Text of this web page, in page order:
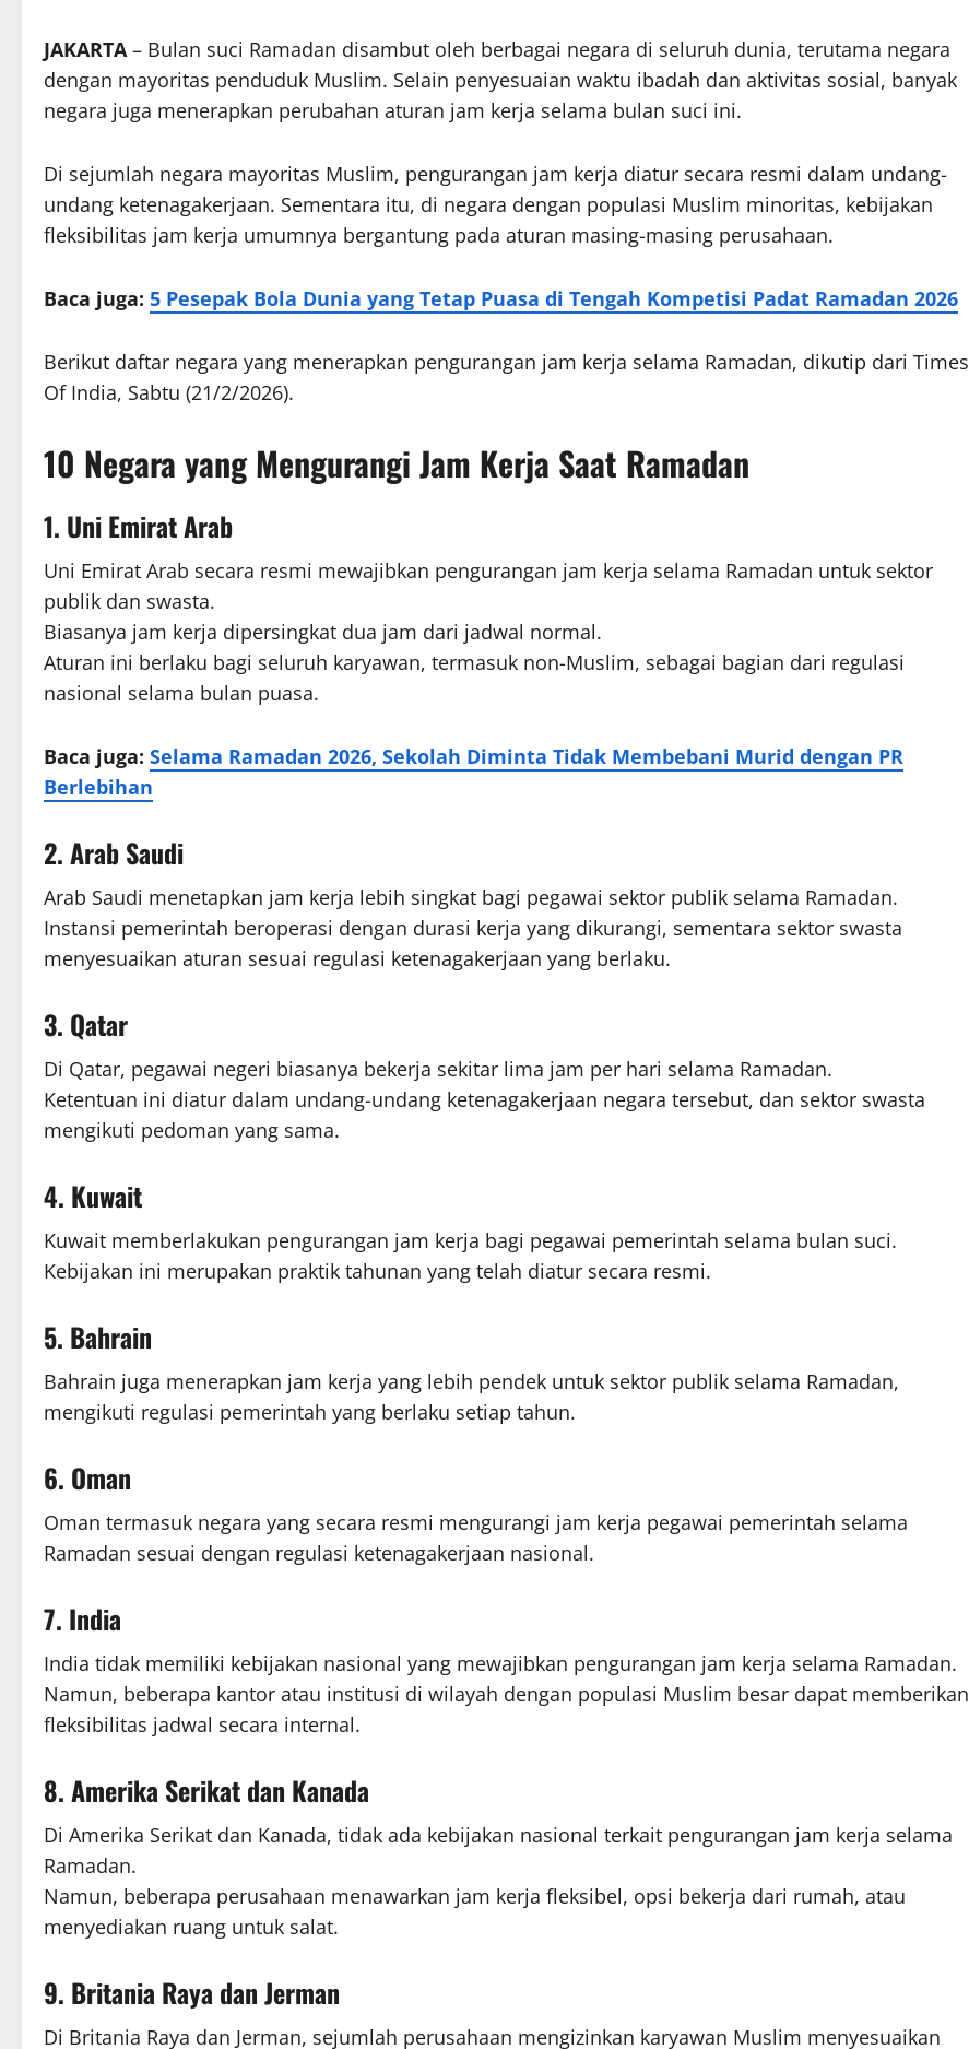
JAKARTA– Bulan suci Ramadan disambut oleh berbagai negara di seluruh dunia, terutama negara
dengan mayoritas penduduk Muslim. Selain penyesuaian waktu ibadah dan aktivitas sosial, banyak
negara juga menerapkan perubahan aturan jam kerja selama bulan suci ini.
Di sejumlah negara mayoritas Muslim, pengurangan jam kerja diatur secara resmi dalam undang-
undang ketenagakerjaan. Sementara itu, di negara dengan populasi Muslim minoritas, kebijakan
fleksibilitas jam kerja umumnya bergantung pada aturan masing-masing perusahaan.
Baca juga: 5 Pesepak Bola Dunia yang Tetap Puasa di Tengah Kompetisi Padat Ramadan 2026
Berikut daftar negara yang menerapkan pengurangan jam kerja selama Ramadan, dikutip dari Times
Of India, Sabtu (21/2/2026).
10 Negara yang Mengurangi Jam Kerja Saat Ramadan
1. Uni Emirat Arab
Uni Emirat Arab secara resmi mewajibkan pengurangan jam kerja selama Ramadan untuk sektor
publik dan swasta.
Biasanya jam kerja dipersingkat dua jam dari jadwal normal.
Aturan ini berlaku bagi seluruh karyawan, termasuk non-Muslim, sebagai bagian dari regulasi
nasional selama bulan puasa.
Baca juga: Selama Ramadan 2026, Sekolah Diminta Tidak Membebani Murid dengan PR
Berlebihan
2. Arab Saudi
Arab Saudi menetapkan jam kerja lebih singkat bagi pegawai sektor publik selama Ramadan.
Instansi pemerintah beroperasi dengan durasi kerja yang dikurangi, sementara sektor swasta
menyesuaikan aturan sesuai regulasi ketenagakerjaan yang berlaku.
3. Qatar
Di Qatar, pegawai negeri biasanya bekerja sekitar lima jam per hari selama Ramadan.
Ketentuan ini diatur dalam undang-undang ketenagakerjaan negara tersebut, dan sektor swasta
mengikuti pedoman yang sama.
4. Kuwait
Kuwait memberlakukan pengurangan jam kerja bagi pegawai pemerintah selama bulan suci.
Kebijakan ini merupakan praktik tahunan yang telah diatur secara resmi.
5. Bahrain
Bahrain juga menerapkan jam kerja yang lebih pendek untuk sektor publik selama Ramadan,
mengikuti regulasi pemerintah yang berlaku setiap tahun.
6. Oman
Oman termasuk negara yang secara resmi mengurangi jam kerja pegawai pemerintah selama
Ramadan sesuai dengan regulasi ketenagakerjaan nasional.
7. India
India tidak memiliki kebijakan nasional yang mewajibkan pengurangan jam kerja selama Ramadan.
Namun, beberapa kantor atau institusi di wilayah dengan populasi Muslim besar dapat memberikan
fleksibilitas jadwal secara internal.
8. Amerika Serikat dan Kanada
Di Amerika Serikat dan Kanada, tidak ada kebijakan nasional terkait pengurangan jam kerja selama
Ramadan.
Namun, beberapa perusahaan menawarkan jam kerja fleksibel, opsi bekerja dari rumah, atau
menyediakan ruang untuk salat.
9. Britania Raya dan Jerman
Di Britania Raya dan Jerman, sejumlah perusahaan mengizinkan karyawan Muslim menyesuaikan